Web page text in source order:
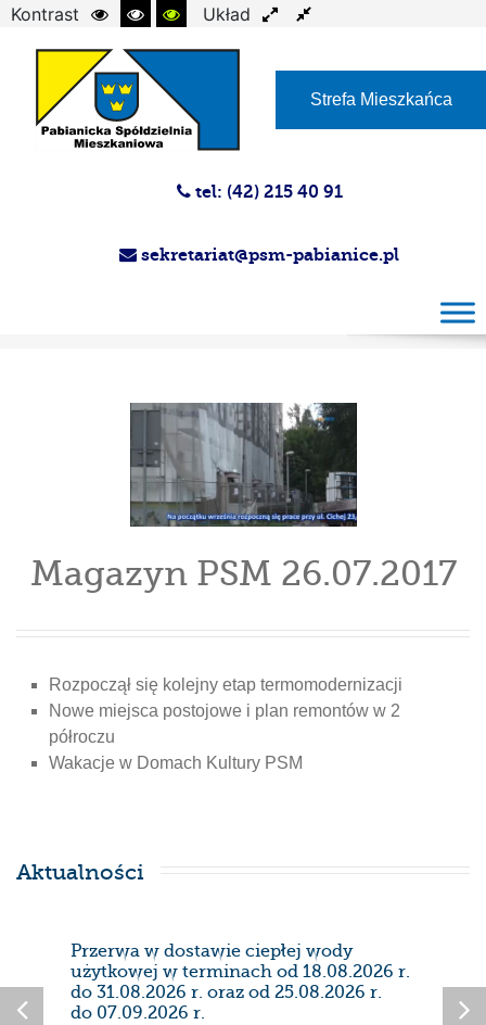
Kontrast
Układ
Strefa Mieszkańca
tel: (42) 215 40 91
sekretariat@psm-pabianice.pl
Magazyn PSM 26.07.2017
Rozpoczął się kolejny etap termomodernizacji
Nowe miejsca postojowe i plan remontów w 2
półroczu
Wakacje w Domach Kultury PSM
Aktualności
Przerwa w dostawie ciepłej wody
użytkowej w terminach od 18.08.2026 r.
do 31.08.2026 r. oraz od 25.08.2026 r.
do 07.09.2026 r.